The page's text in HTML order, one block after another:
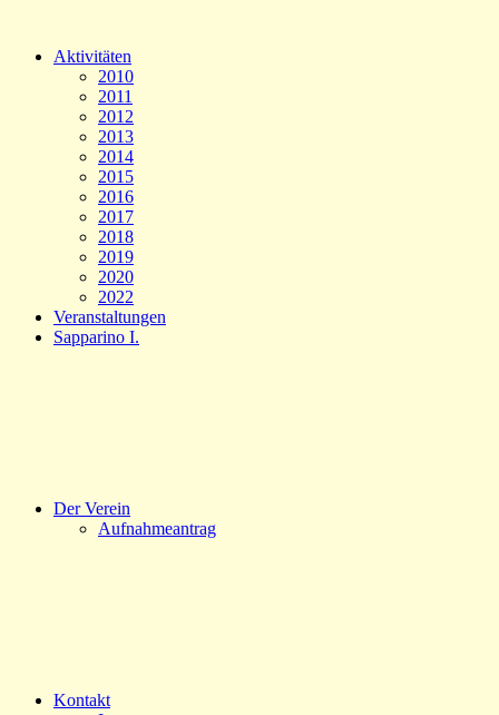
Aktivitäten
2010
2011
2012
2013
2014
2015
2016
2017
2018
2019
2020
2022
Veranstaltungen
Sapparino I.
Der Verein
Aufnahmeantrag
Kontakt